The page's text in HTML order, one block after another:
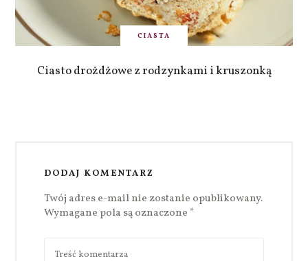
CIASTA
Ciasto drożdżowe z rodzynkami i kruszonką
DODAJ KOMENTARZ
Twój adres e-mail nie zostanie opublikowany.
Wymagane pola są oznaczone *